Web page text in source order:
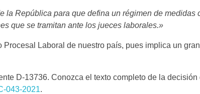
la República para que defina un régimen de medidas
que se tramitan ante los jueces laborales.»
Laboral de nuestro país, pues implica un
D-13736. Conozca el texto completo de la
043-2021.